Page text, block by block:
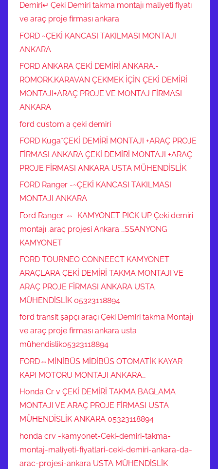
Demiri↵ Çeki Demiri takma montajı maliyeti fiyatı
ve araç proje firması ankara
FORD ~ÇEKİ KANCASI TAKILMASI MONTAJI
ANKARA
FORD ANKARA ÇEKİ DEMİRİ ANKARA.-
ROMORK.KARAVAN ÇEKMEK İÇİN ÇEKİ DEMİRİ
MONTAJI+ARAÇ PROJE VE MONTAJ FİRMASI
ANKARA
ford custom a çeki demiri
FORD Kuga*ÇEKİ DEMİRİ MONTAJI +ARAÇ PROJE
FİRMASI ANKARA ÇEKİ DEMİRİ MONTAJI +ARAÇ
PROJE FİRMASI ANKARA USTA MÜHENDİSLİK
FORD Ranger -~ÇEKİ KANCASI TAKILMASI
MONTAJI ANKARA
Ford Ranger ⇔ KAMYONET PICK UP Çeki demiri
montajı .araç projesi Ankara …SSANYONG
KAMYONET
FORD TOURNEO CONNEECT KAMYONET
ARAÇLARA ÇEKİ DEMİRİ TAKMA MONTAJI VE
ARAÇ PROJE FİRMASI ANKARA USTA
MÜHENDİSLİK 05323118894
ford transit şapçı araçı Çeki Demiri takma Montajı
ve araç proje firması ankara usta
mühendislik05323118894
FORD⇔MİNİBÜS MİDİBÜS OTOMATİK KAYAR
KAPI MOTORU MONTAJI ANKARA…
Honda Cr v ÇEKİ DEMİRİ TAKMA BAGLAMA
MONTAJI VE ARAÇ PROJE FİRMASI USTA
MÜHENDİSLİK ANKARA 05323118894
honda crv -kamyonet-Ceki-demiri-takma-
montaj-maliyeti-fiyatlari-ceki-demiri-ankara-da-
arac-projesi-ankara USTA MÜHENDİSLİK